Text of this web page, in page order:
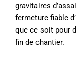
gravitaires
fermeture fiable
que ce soit pour
fin de chantier.